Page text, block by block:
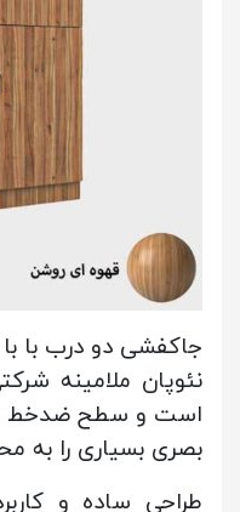
جاکفشی دو درب با
نئوپان ملامینه
است و سطح ضدخط
بصری بسیاری را به
طراحی ساده و